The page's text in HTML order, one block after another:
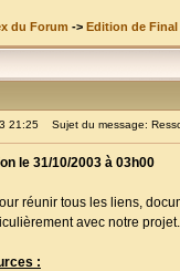
du Forum -> Edition de Final
21:25 Sujet du message:
le 31/10/2003 à 03h00
réunir tous les liens,
avec notre projet.
: